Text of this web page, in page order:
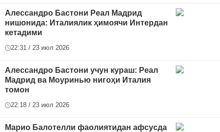
Алессандро Бастони Реал Мадрид
нишонида: Италиялик ҳимоячи Интердан
кетадими
22:31 / 23 июл 2026
Алессандро Бастони учун кураш: Реал
Мадрид ва Моуринью нигоҳи Италия
томон
22:18 / 23 июл 2026
Марио Балотелли фаолиятидан афсусда